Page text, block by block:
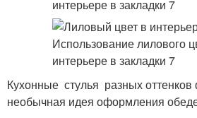
Кухонные стулья разных
необычная идея оформления